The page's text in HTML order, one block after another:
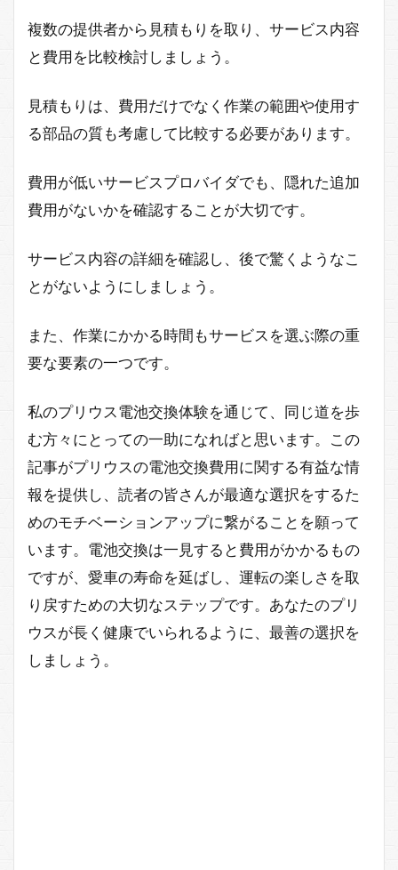
複数の提供者から見積もりを取り、サービス内容
と費用を比較検討しましょう。
見積もりは、費用だけでなく作業の範囲や使用す
る部品の質も考慮して比較する必要があります。
費用が低いサービスプロバイダでも、隠れた追加
費用がないかを確認することが大切です。
サービス内容の詳細を確認し、後で驚くようなこ
とがないようにしましょう。
また、作業にかかる時間もサービスを選ぶ際の重
要な要素の一つです。
私のプリウス電池交換体験を通じて、同じ道を歩
む方々にとっての一助になればと思います。この
記事がプリウスの電池交換費用に関する有益な情
報を提供し、読者の皆さんが最適な選択をするた
めのモチベーションアップに繋がることを願って
います。電池交換は一見すると費用がかかるもの
ですが、愛車の寿命を延ばし、運転の楽しさを取
り戻すための大切なステップです。あなたのプリ
ウスが長く健康でいられるように、最善の選択を
しましょう。